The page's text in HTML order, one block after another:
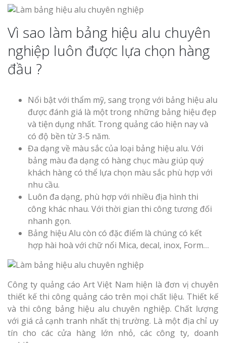
Vì sao làm bảng hiệu alu chuyên
nghiệp luôn được lựa chọn hàng
đầu ?
Nổi bật với thẩm mỹ, sang trọng với bảng hiệu alu
được đánh giá là một trong những bảng hiệu đẹp
và tiện dụng nhất. Trong quảng cáo hiện nay và
có độ bền từ 3-5 năm.
Đa dạng về màu sắc của loại bảng hiệu alu. Với
bảng màu đa dạng có hàng chục màu giúp quý
khách hàng có thể lựa chọn màu sắc phù hợp với
nhu cầu.
Luôn đa dạng, phù hợp với nhiều địa hình thi
công khác nhau. Với thời gian thi công tương đối
nhanh gọn.
Bảng hiệu Alu còn có đặc điểm là chúng có kết
hợp hài hoà với chữ nổi Mica, decal, inox, Form…
Công ty quảng cáo Art Việt Nam hiện là đơn vị chuyên
thiết kế thi công quảng cáo trên mọi chất liệu. Thiết kế
và thi công bảng hiệu alu chuyên nghiệp. Chất lượng
với giá cả cạnh tranh nhất thị trường. Là một địa chỉ uy
tín cho các cửa hàng lớn nhỏ, các công ty, doanh
Rẻ Tại Vinh Giải Pháp
Quả
Làm Hộp
Cáo Tại Vinh Giá Rẻ
Thi Công
Nghiệp
Làm Biển
Mica Tại Vinh Lấy
Làm biển
tại Vinh Nghệ An
Làm Biển
Mỹ Phẩm Vinh Thu
Hàng